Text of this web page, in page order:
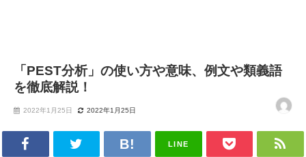
「PEST分析」の使い方や意味、例文や類義語
を徹底解説！
2022年1月25日 2022年1月25日
LINE